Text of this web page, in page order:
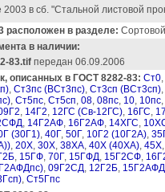
в сб. "Стальной листовой
расположен в разделе:
в наличии:
83.tif передан 06.09.2006
описанных в ГОСТ 8282-83: Ст0,
, Ст3пс (ВСт3пс), Ст3сп (ВСт3сп),
, Ст5пс, Ст5сп, 08, 08пс, 10, 10пс,
, 14Г2, 12ГС (Св-12ГС), 16ГС,
, 14Г2АФ, 16Г2АФ, 14ХГС,
(30Г1), 40Г, 50Г, 10Г2 (10Г2А),
, 20Х, 30Х, 38ХА, 40Х (40ХА), 45Х
, 15ГФ, 70Г, 15ГФД, 15Г2СФ,
, 09Г2СД, 12Г2Б,
, Ст5Гпс